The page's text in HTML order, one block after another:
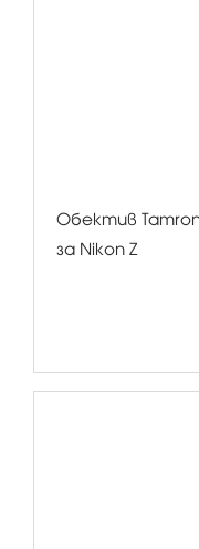
Обектив Tamron
за Nikon Z